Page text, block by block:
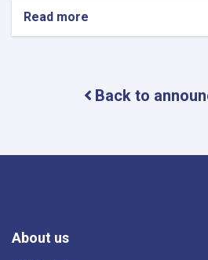
Read more
د
د
لارۍ
Back to
About us